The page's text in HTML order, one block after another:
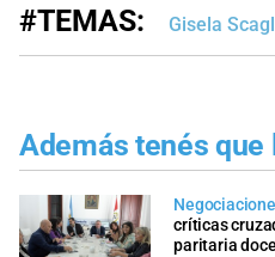
#TEMAS: Gisela
Además tenés que
críticas
paritaria